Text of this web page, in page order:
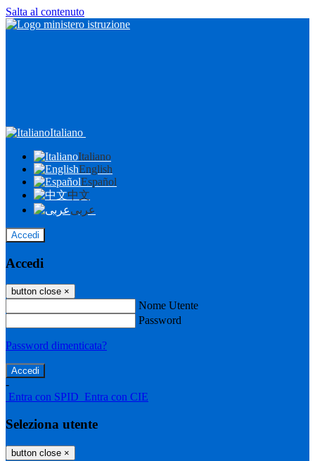
Salta al contenuto
Italiano
Italiano
English
Español
中文
عربى
Accedi
Accedi
button close ×
Nome Utente
Password
Password dimenticata?
-
Entra con SPID Entra con CIE
Seleziona utente
button close ×